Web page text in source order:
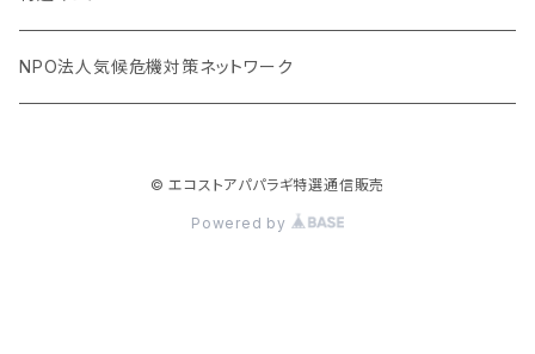
NPO法人気候危機対策ネットワーク
© エコストアパパラギ特選通信販売
Powered by